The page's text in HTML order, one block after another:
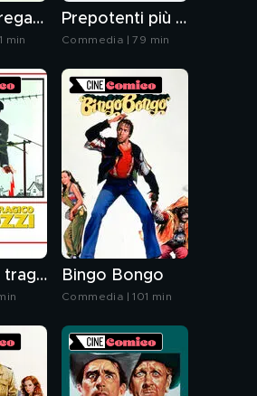
La casa stregata
min
Prepotenti più di prima
Commedia | 79 min
Il secondo tragico Fantozzi Bingo Bongo
Commedia | 101 min